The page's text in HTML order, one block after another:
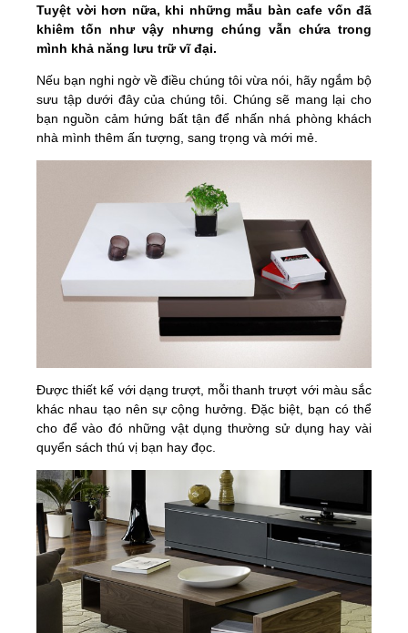
Tuyệt vời hơn nữa, khi những mẫu bàn cafe vốn đã
khiêm tốn như vậy nhưng chúng vẫn chứa trong
mình khả năng lưu trữ vĩ đại.
Nếu bạn nghi ngờ về điều chúng tôi vừa nói, hãy ngắm bộ
sưu tập dưới đây của chúng tôi. Chúng sẽ mang lại cho
bạn nguồn cảm hứng bất tận để nhấn nhá phòng khách
nhà mình thêm ấn tượng, sang trọng và mới mẻ.
Được thiết kế với dạng trượt, mỗi thanh trượt với màu sắc
khác nhau tạo nên sự cộng hưởng. Đặc biệt, bạn có thể
cho để vào đó những vật dụng thường sử dụng hay vài
quyển sách thú vị bạn hay đọc.